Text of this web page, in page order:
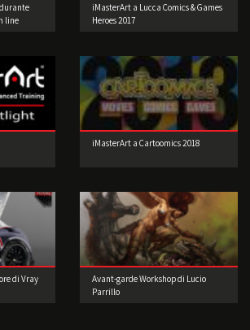
line
iMasterArt a Lucca Comics & Games
Heroes 2017
iMasterArt a Cartoomics 2018
di Vray
Avant-garde Workshop di Lucio
Parrillo